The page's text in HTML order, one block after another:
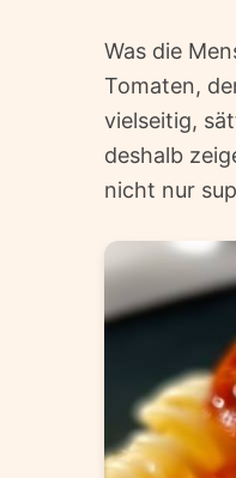
Was die
Tomaten,
vielseitig,
deshalb
nicht nur